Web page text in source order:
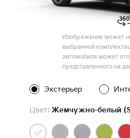
Изображение может
выбранной
автомобиля может
представленного на
Экстерьер
Цвет: Жемчужно-белый